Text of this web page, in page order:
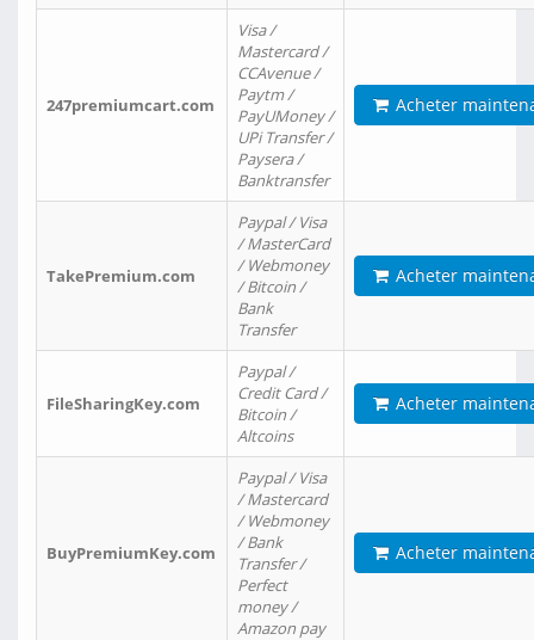
247premiumcart.com
Visa /
Mastercard /
CCAvenue /
Paytm /
PayUMoney /
UPi Transfer /
Paysera /
Banktransfer
Acheter
TakePremium.com
Paypal / Visa
/ MasterCard
/ Webmoney
/ Bitcoin /
Bank
Transfer
Acheter
FileSharingKey.com
Paypal /
Credit Card /
Bitcoin /
Altcoins
Acheter
BuyPremiumKey.com
Paypal / Visa
/ Mastercard
/ Webmoney
/ Bank
Transfer /
Perfect
money /
Amazon pay
Acheter